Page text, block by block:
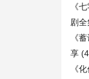
《
剧
《
享
《